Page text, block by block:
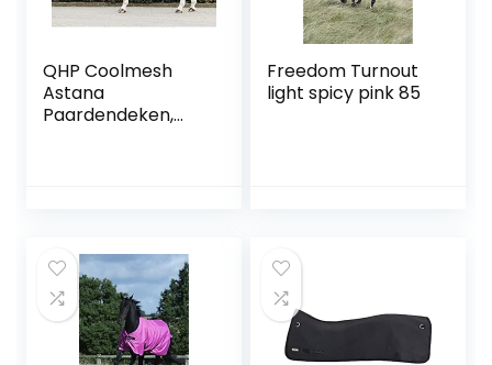
QHP Coolmesh
Astana
Paardendeken,
Freedom Turnout
light spicy pink 85